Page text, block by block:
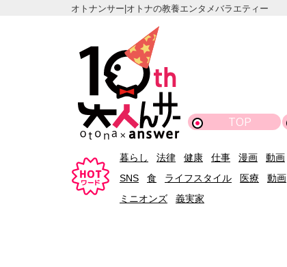
オトナンサー|オトナの教養エンタメバラエティー
TOP
暮らし 法律 健康 仕事 漫画 動画
SNS
食 ライフスタイル 医療 動画
ミニオンズ
義実家